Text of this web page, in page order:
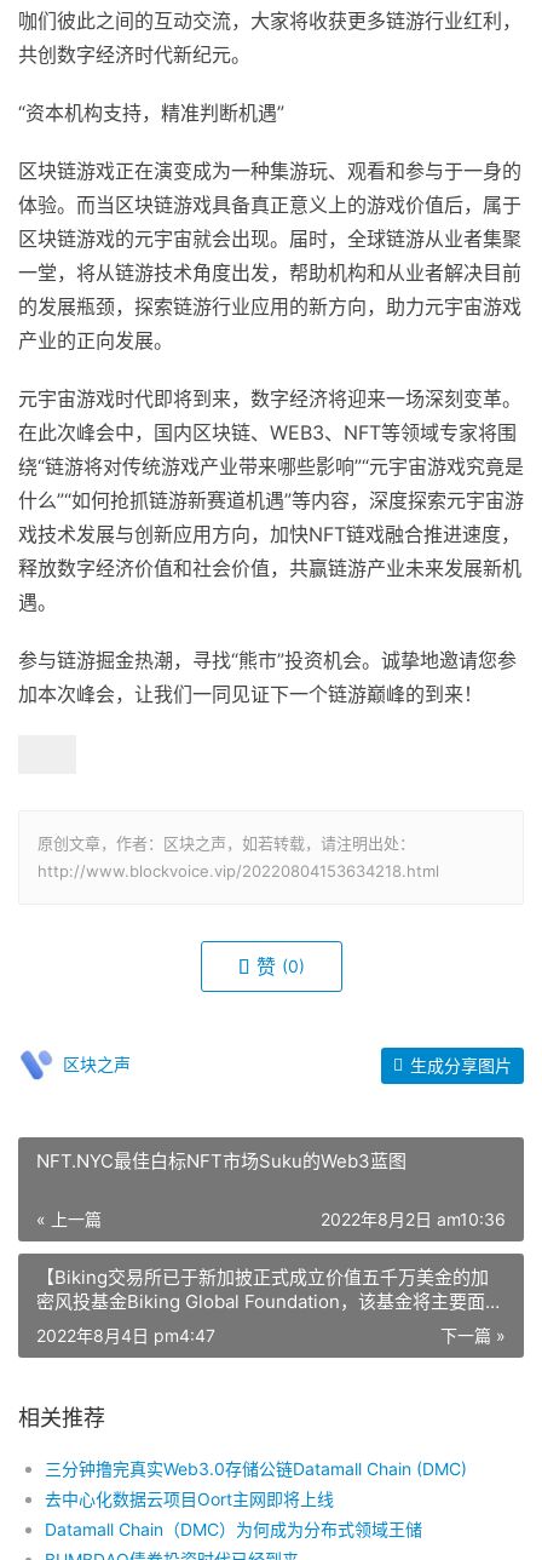
咖们彼此之间的互动交流，大家将收获更多链游行业红利，
共创数字经济时代新纪元。
“资本机构支持，精准判断机遇”
区块链游戏正在演变成为一种集游玩、观看和参与于一身的
体验。而当区块链游戏具备真正意义上的游戏价值后，属于
区块链游戏的元宇宙就会出现。届时，全球链游从业者集聚
一堂，将从链游技术角度出发，帮助机构和从业者解决目前
的发展瓶颈，探索链游行业应用的新方向，助力元宇宙游戏
产业的正向发展。
元宇宙游戏时代即将到来，数字经济将迎来一场深刻变革。
在此次峰会中，国内区块链、WEB3、NFT等领域专家将围
绕“链游将对传统游戏产业带来哪些影响”“元宇宙游戏究竟是
什么”“如何抢抓链游新赛道机遇”等内容，深度探索元宇宙游
戏技术发展与创新应用方向，加快NFT链戏融合推进速度，
释放数字经济价值和社会价值，共赢链游产业未来发展新机
遇。
参与链游掘金热潮，寻找“熊市”投资机会。诚挚地邀请您参
加本次峰会，让我们一同见证下一个链游巅峰的到来！
原创文章，作者：区块之声，如若转载，请注明出处：
http://www.blockvoice.vip/20220804153634218.html
赞 (0)
区块之声 生成分享图片
NFT.NYC最佳白标NFT市场Suku的Web3蓝图
« 上一篇 2022年8月2日 am10:36
【Biking交易所已于新加披正式成立价值五千万美金的加
密风投基金Biking Global Foundation，该基金将主要面向
NFT、DEFI、GameFi等领域】
下一篇 »
2022年8月4日 pm4:47
相关推荐
三分钟撸完真实Web3.0存储公链Datamall Chain (DMC)
去中心化数据云项目Oort主网即将上线
Datamall Chain（DMC）为何成为分布式领域王储